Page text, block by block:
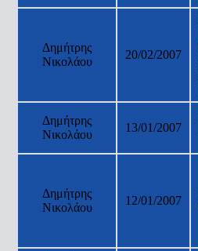
Δημήτρης
Νικολάου
20/02/2007
Δημήτρης
Νικολάου
13/01/2007
Δημήτρης
Νικολάου
12/01/2007